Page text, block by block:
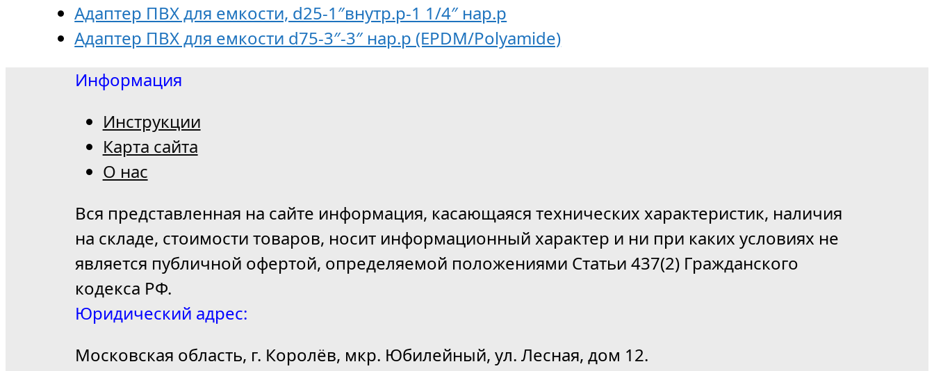
Адаптер ПВХ для емкости, d25-1″внутр.р-1 1/4″ нар.р
Адаптер ПВХ для емкости d75-3″-3″ нар.р (EPDM/Polyamide)
Информация
Инструкции
Карта сайта
О нас
Вся представленная на сайте информация, касающаяся технических характеристик, наличия
на складе, стоимости товаров, носит информационный характер и ни при каких условиях не
является публичной офертой, определяемой положениями Статьи 437(2) Гражданского
кодекса РФ.
Юридический адрес:
Московская область, г. Королёв, мкр. Юбилейный, ул. Лесная, дом 12.